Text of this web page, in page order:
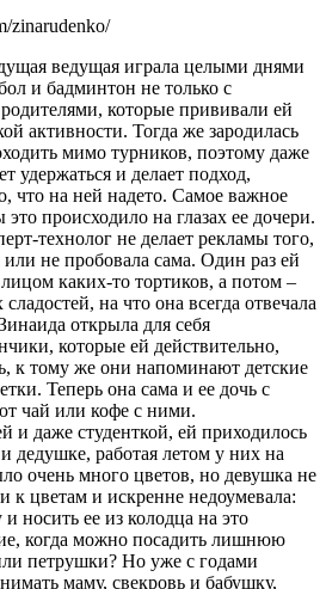
zinarudenko/
ведущая играла целыми днями
и бадминтон не только с
которые прививали ей
активности. Тогда же зародилась
мимо турников, поэтому даже
удержаться и делает подход,
что на ней надето. Самое важное
происходило на глазах ее дочери.
технолог не делает рекламы того,
или не пробовала сама. Один раз ей
каких-то тортиков, а потом –
на что она всегда отвечала
открыла для себя
которые ей действительно,
к тому же они напоминают детские
Теперь она сама и ее дочь с
чай или кофе с ними.
и даже студенткой, ей приходилось
дедушке, работая летом у них на
очень много цветов, но девушка не
к цветам и искренне недоумевала:
и носить ее из колодца на это
когда можно посадить лишнюю
петрушки? Но уже с годами
маму, свекровь и бабушку,